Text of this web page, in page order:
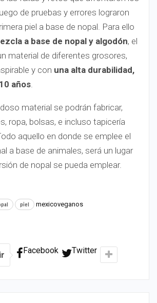
de pruebas y errores lograron
piel a base de nopal. Para ello
a base de nopal y algodón, el
material de diferentes grosores,
y con una alta durabilidad,
años.
material se podrán fabricar,
ropa, bolsas, e incluso tapicería
aquello en donde se emplee el
a base de animales, será un lugar
de nopal se pueda emplear.
mexico
piel veganos
Facebook Twitter